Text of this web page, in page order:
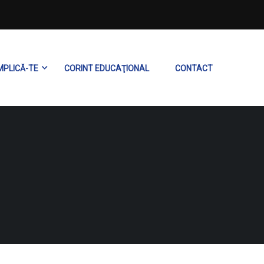
TE CORINT EDUCAŢIONAL CONTACT